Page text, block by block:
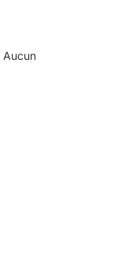
Aucun